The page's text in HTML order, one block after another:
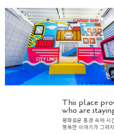
This place
who are
평화로운 풍경 속에 시
행복한 이야기가 그려